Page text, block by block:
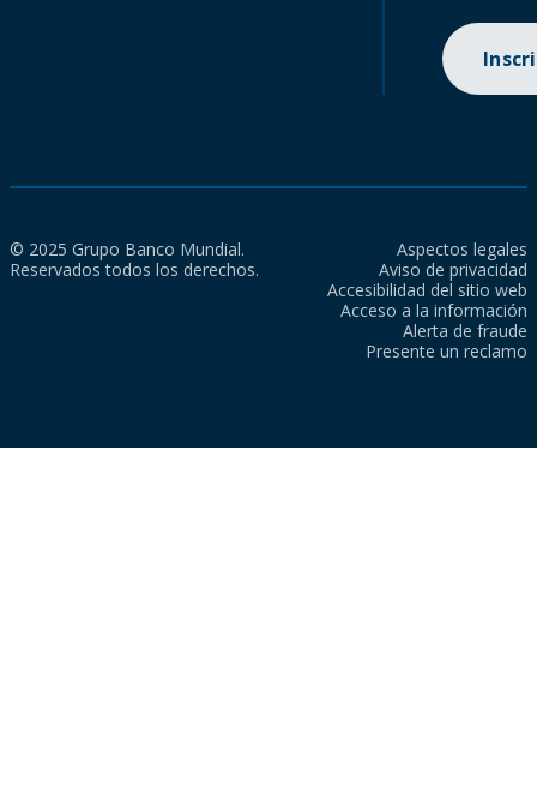
© 2025 Grupo Banco Mundial.
Reservados todos los derechos.
Aspectos legales
Aviso de privacidad
Accesibilidad del sitio web
Acceso a la información
Alerta de fraude
Presente un reclamo